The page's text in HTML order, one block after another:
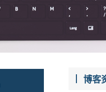
博客